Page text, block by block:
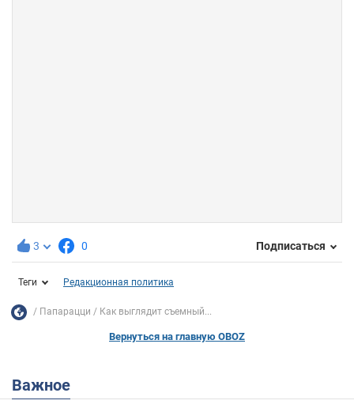
3 0 Подписаться
Теги Редакционная политика
Папарацци Как выглядит съемный...
Вернуться на главную OBOZ
Важное